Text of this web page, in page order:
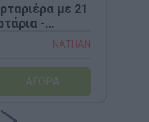
με 21
-
NATHAN